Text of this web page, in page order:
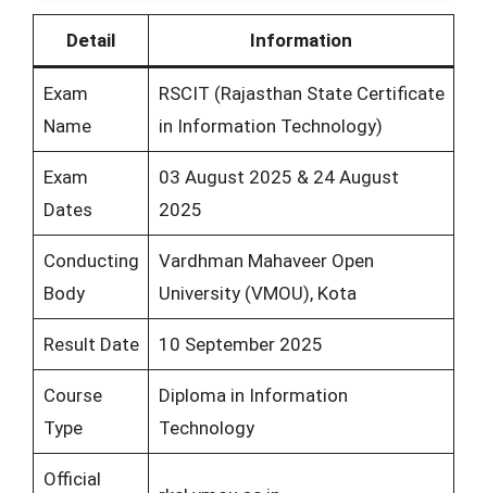
Detail Information
Exam
Name
RSCIT (Rajasthan State Certificate
in Information Technology)
Exam
Dates
03 August 2025 & 24 August
2025
Conducting
Body
Vardhman Mahaveer Open
University (VMOU), Kota
Result Date 10 September 2025
Course
Type
Diploma in Information
Technology
Official